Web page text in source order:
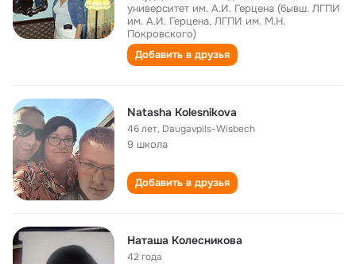
университет им. А.И. Герцена (бывш. ЛГПИ
им. А.И. Герцена, ЛГПИ им. М.Н.
Покровского)
Добавить в друзья
Natasha Kolesnikova
46 лет, Daugavpils-Wisbech
9 школа
Добавить в друзья
Наташа Колесникова
42 года